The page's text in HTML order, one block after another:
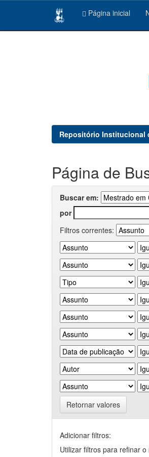
Página inicial
Repositório Institucional
Página de
Buscar em:
por
Filtros correntes:
Retornar valores
Adicionar filtros:
Utilizar filtros para refinar